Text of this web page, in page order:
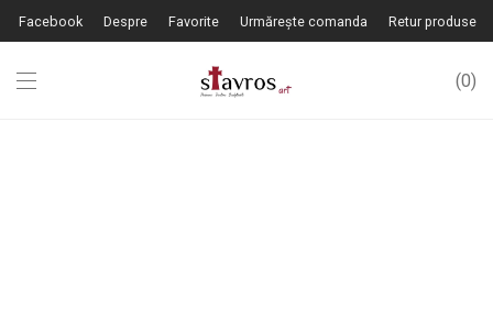
Facebook Despre Favorite Urmărește comanda Retur produse
0